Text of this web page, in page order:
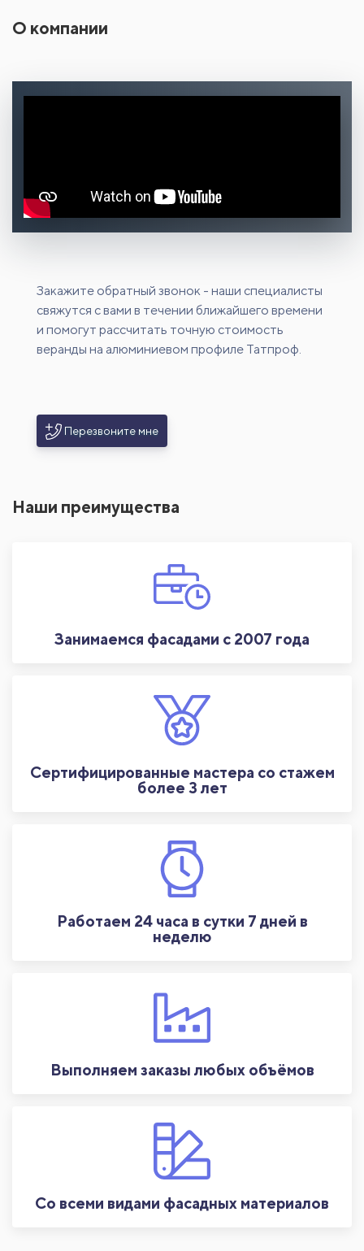
О компании
Закажите обратный звонок - наши специалисты
свяжутся с вами в течении ближайшего времени
и помогут рассчитать точную стоимость
веранды на алюминиевом профиле Татпроф.
Перезвоните мне
Наши преимущества
Занимаемся фасадами с 2007 года
Сертифицированные мастера со стажем
более 3 лет
Работаем 24 часа в сутки 7 дней в
неделю
Выполняем заказы любых объёмов
Со всеми видами фасадных материалов